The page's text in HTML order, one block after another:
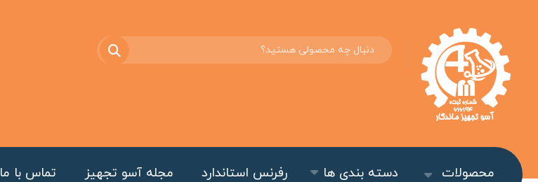
محصولات دسته بندی ها رفرنس استاندارد مجله آسو تجهیز تماس با ما